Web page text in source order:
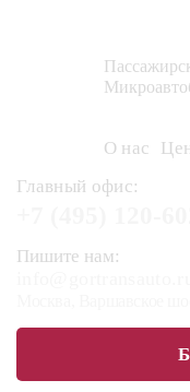
О нас
Главный офис:
Пишите нам: